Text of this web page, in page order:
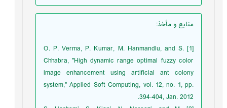
منابع و مأخذ:
[1] O. P. Verma, P. Kumar, M. Hanmandlu, and S.
Chhabra, "High dynamic range optimal fuzzy color
image enhancement using artificial ant colony
system," Applied Soft Computing, vol. 12, no. 1, pp.
394-404, Jan. 2012.